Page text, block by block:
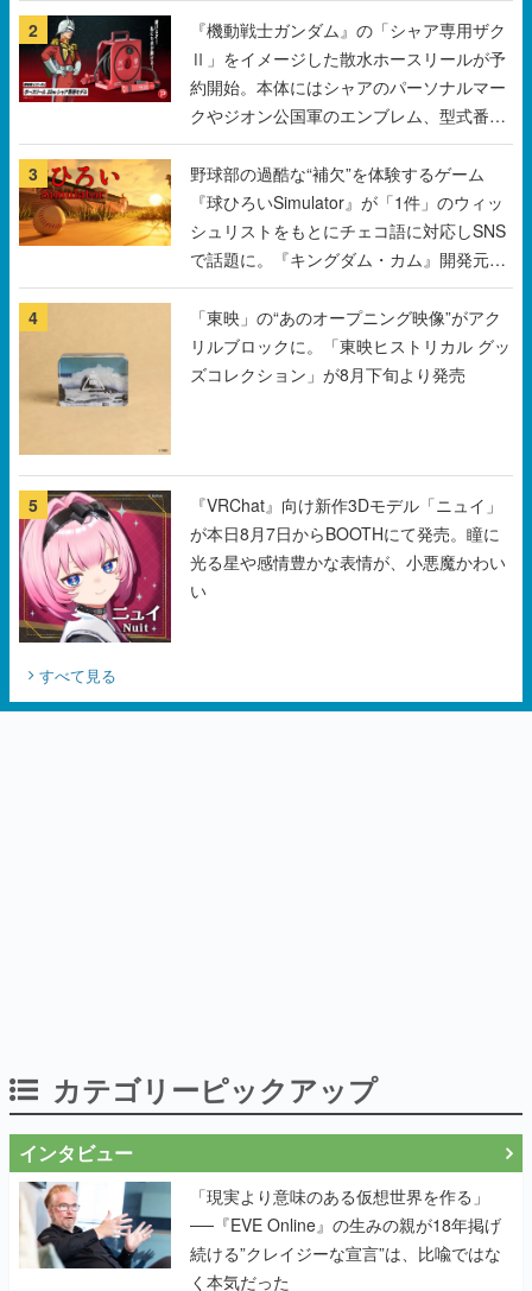
2
『機動戦士ガンダム』の「シャア専用ザク
Ⅱ」をイメージした散水ホースリールが予
約開始。本体にはシャアのパーソナルマー
クやジオン公国軍のエンブレム、型式番号
などを配置
3
野球部の過酷な“補欠”を体験するゲーム
『球ひろいSimulator』が「1件」のウィッ
シュリストをもとにチェコ語に対応しSNS
で話題に。『キングダム・カム』開発元や
チェコのプロ野球選手から称賛の声
4
「東映」の“あのオープニング映像”がアク
リルブロックに。「東映ヒストリカル グッ
ズコレクション」が8月下旬より発売
5
『VRChat』向け新作3Dモデル「ニュイ」
が本日8月7日からBOOTHにて発売。瞳に
光る星や感情豊かな表情が、小悪魔かわい
い
すべて見る
カテゴリーピックアップ
インタビュー
「現実より意味のある仮想世界を作る」
──『EVE Online』の生みの親が18年掲げ
続ける”クレイジーな宣言”は、比喩ではな
く本気だった